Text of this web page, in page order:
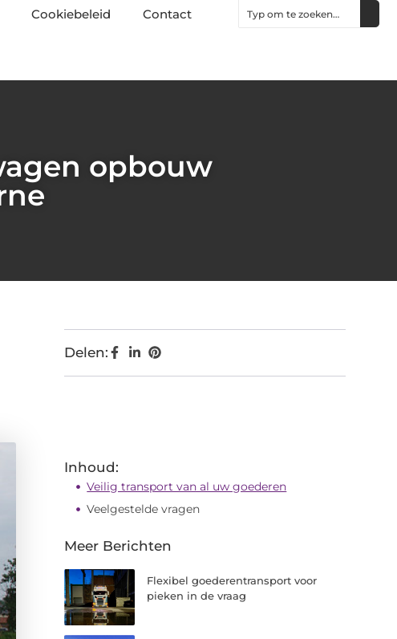
Cookiebeleid
Contact
opbouw
Delen:
Inhoud:
Veilig transport van al uw goederen
Veelgestelde vragen
Meer Berichten
Flexibel goederentransport voor
pieken in de vraag